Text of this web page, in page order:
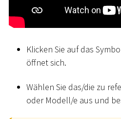
Klicken Sie auf das
öffnet sich.
Wählen Sie das/die zu
oder Modell/e aus und